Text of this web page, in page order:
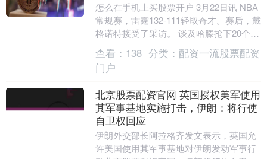
怎么在手机上买股票开户 3月22日讯 NBA
常规赛，雷霆132-111轻取奇才。赛后，戴
格诺特接受了采访。 谈及哈滕抢下20个篮
板，戴格诺特表示：“他打得像一名....
查看： 138 分类： 配资一流股票配资
门户
北京股票配资官网 英国授权美军使用
其军事基地实施打击，伊朗：将行使
自卫权回应
伊朗外交部长阿拉格齐发文表示，英国允
许美国使用其军事基地对伊朗发动军事行